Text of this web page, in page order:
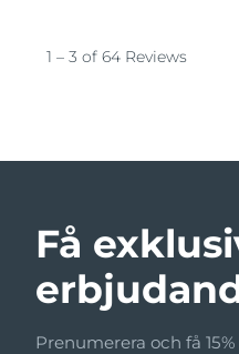
Få
Prenumerera och få